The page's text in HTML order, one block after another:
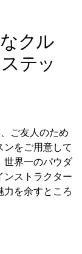
クル
テッ
ご友人のため
をご用意して
世界一のパウダ
ンストラクター
を余すところ